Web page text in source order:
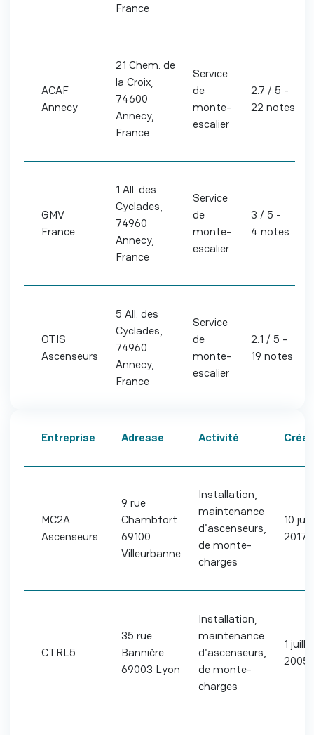
France
ACAF
Annecy
21 Chem. de
la Croix,
74600
Annecy,
France
Service
de
monte-
escalier
2.7 / 5 -
22 notes
GMV
France
1 All. des
Cyclades,
74960
Annecy,
France
Service
de
monte-
escalier
3 / 5 -
4 notes
OTIS
Ascenseurs
5 All. des
Cyclades,
74960
Annecy,
France
Service
de
monte-
escalier
2.1 / 5 -
19 notes
Entreprise Adresse Activité
MC2A
Ascenseurs
9 rue
Chambfort
69100
Villeurbanne
Installation,
maintenance
d'ascenseurs,
de monte-
charges
10
2017
CTRL5
35 rue
Banničre
69003 Lyon
Installation,
maintenance
d'ascenseurs,
de monte-
charges
1
2005